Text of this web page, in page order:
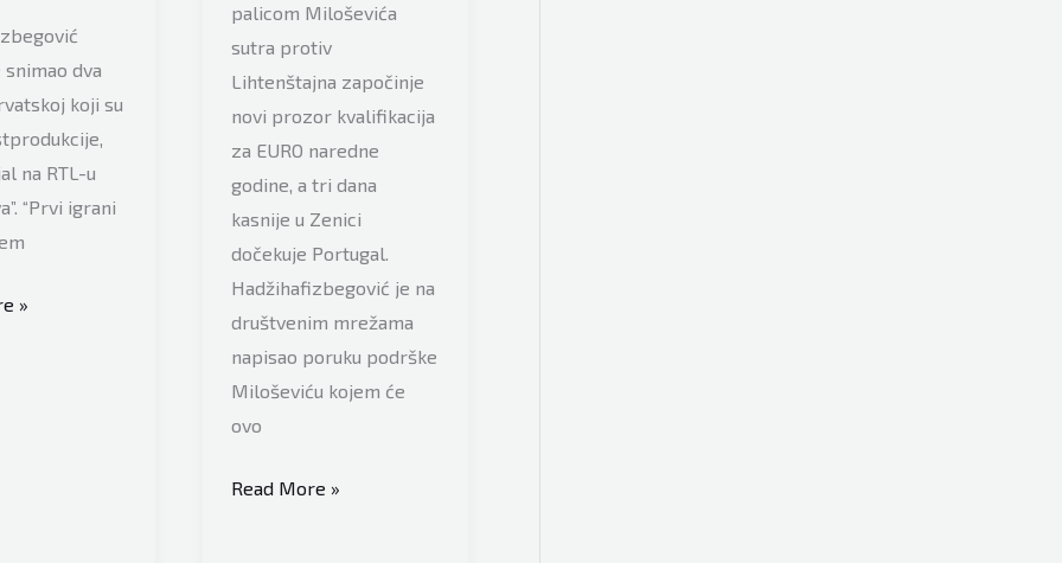
dva
koji su
na RTL-u
“Prvi igrani
»
palicom Miloševića
sutra protiv
Lihtenštajna započinje
novi prozor kvalifikacija
za EURO naredne
godine, a tri dana
kasnije u Zenici
dočekuje Portugal.
Hadžihafizbegović je na
društvenim mrežama
napisao poruku podrške
Miloševiću kojem će
ovo
Hadžihafizbegović:
Read More »